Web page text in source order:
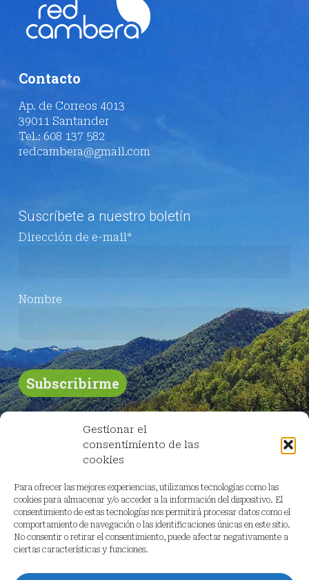
Gestionar el
consentimiento de las
cookies
Para ofrecer las mejores experiencias, utilizamos tecnologías como las
cookies para almacenar y/o acceder a la información del dispositivo. El
consentimiento de estas tecnologías nos permitirá procesar datos como el
comportamiento de navegación o las identificaciones únicas en este sitio.
No consentir o retirar el consentimiento, puede afectar negativamente a
ciertas características y funciones.
Contacto
Ap. de Correos 4013
39011 Santander
Tel.: 608 137 582
redcambera@gmail.com
Suscríbete a nuestro boletín
Dirección de e-mail*
Nombre